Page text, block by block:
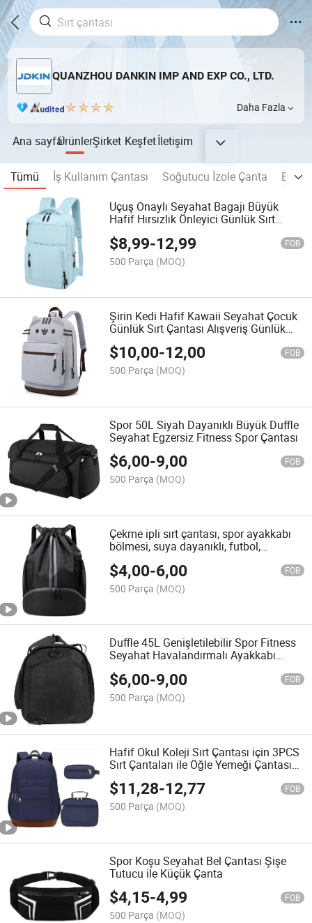
QUANZHOU DANKIN IMP AND EXP CO., LTD.
Daha Fazla
Ana sayfaÜrünlerŞirket Keşfetİletişim
Tümü İş Kullanım Çantası Soğutucu İzole Çanta
Uçuş Onaylı Seyahat Bagajı Büyük
Hafif Hırsızlık Önleyici Günlük Sırt
$8,99-12,99 FOB
500 Parça (MOQ)
Şirin Kedi Hafif Kawaii Seyahat Çocuk
Günlük Sırt Çantası Alışveriş Günlük
Sırt Çantası
$10,00-12,00 FOB
500 Parça (MOQ)
Spor 50L Siyah Dayanıklı Büyük Duffle
Seyahat Egzersiz Fitness Spor Çantası
$6,00-9,00 FOB
500 Parça (MOQ)
Çekme ipli sırt çantası, spor ayakkabı
bölmesi, suya dayanıklı, futbol,
$4,00-6,00 FOB
500 Parça (MOQ)
Duffle 45L Genişletilebilir Spor Fitness
Seyahat Havalandırmalı Ayakkabı
Bölmesi Kuru Islak Çanta
$6,00-9,00 FOB
500 Parça (MOQ)
Hafif Okul Koleji Sırt Çantası için 3PCS
Sırt Çantaları ile Öğle Yemeği Çantası
Kalem Kutusu
$11,28-12,77 FOB
500 Parça (MOQ)
Spor Koşu Seyahat Bel Çantası Şişe
Tutucu ile Küçük Çanta
$4,15-4,99 FOB
500 Parça (MOQ)